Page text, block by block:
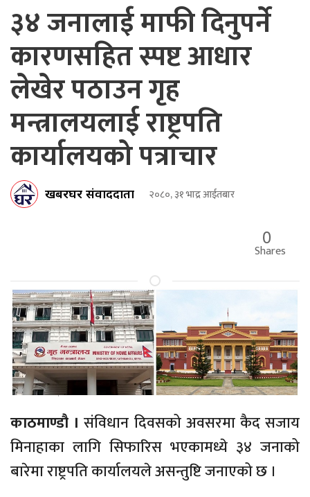
३४ जनालाई माफी दिनुपर्ने
कारणसहित स्पष्ट आधार
लेखेर पठाउन गृह
मन्त्रालयलाई राष्ट्रपति
कार्यालयको पत्राचार
खबरघर संवाददाता २०८०, ३१ भाद्र आईतबार
0
Shares
काठमाण्डौ ।संविधान दिवसको अवसरमा कैद सजाय
मिनाहाका लागि सिफारिस भएकामध्ये ३४ जनाको
बारेमा राष्ट्रपति कार्यालयले असन्तुष्टि जनाएको छ ।